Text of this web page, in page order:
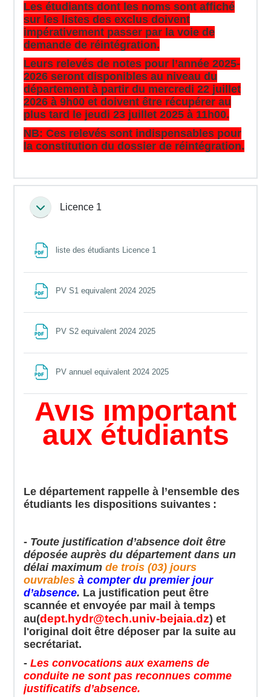
Les étudiants dont les noms sont affiché
sur les listes des exclus doivent
impérativement passer par la voie de
demande de réintégration.
Leurs relevés de notes pour l’année 2025-
2026 seront disponibles au niveau du
département à partir du mercredi 22 juillet
2026 à 9h00 et doivent être récupérer au
plus tard le jeudi 23 juillet 2025 à 11h00.
NB: Ces relevés sont indispensables pour
la constitution du dossier de réintégration.
CollapseLicence 1
liste des étudiants Licence 1
PV S1 equivalent 2024 2025
PV S2 equivalent 2024 2025
PV annuel equivalent 2024 2025
Avis important
aux étudiants
Le département rappelle à l’ensemble des
étudiants les dispositions suivantes :
- Toute justification d’absence doit être
déposée auprès du département dans un
délai maximum de trois (03) jours
ouvrables à compter du premier jour
d’absence. La justification peut être
scannée et envoyée par mail à temps
au(dept.hydr@tech.univ-bejaia.dz) et
l'original doit être déposerpar la suite au
secrétariat.
- Les convocations aux examens de
conduite ne sont pas reconnues comme
justificatifs d’absence.